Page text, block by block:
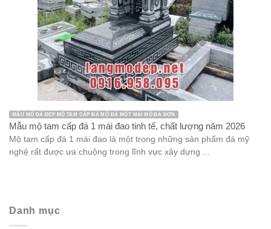
MẪU MỘ ĐÁ ĐẸP MỘ TAM CẤP ĐÁ MỘ ĐÁ MỘT MÁI MỘ ĐÁ ĐƠN
Mẫu mộ tam cấp đá 1 mái đao tinh tế, chất lượng năm 2026
Mộ tam cấp đá 1 mái đao là một trong những sản phẩm đá mỹ
nghệ rất được ưa chuộng trong lĩnh vực xây dựng ...
Danh mục